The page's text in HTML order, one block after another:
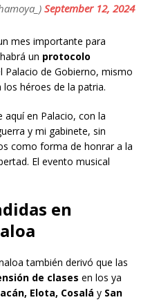
September 12, 2024
mes importante para
un protocolo
Palacio de Gobierno, mismo
héroes de la patria.
aquí en Palacio, con la
y mi gabinete, sin
como forma de honrar a la
El evento musical
en
también derivó que las
de clases en los ya
Elota, Cosalá y San